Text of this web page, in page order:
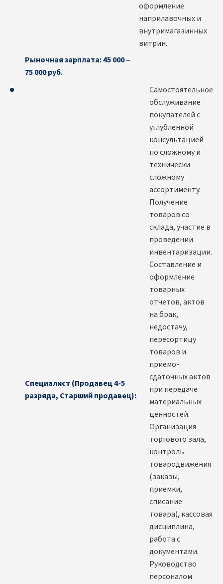
оформление
наприлавочных и
внутримагазинных
витрин.
Рыночная зарплата: 45 000 –
75 000 руб.
Специалист (Продавец 4-5
разряда, Старший продавец):
Самостоятельное
обслуживание
покупателей с
углубленной
консультацией
по сложному и
технически
сложному
ассортименту.
Получение
товаров со
склада, участие в
проведении
инвентаризации.
Составление и
оформление
товарных
отчетов, актов
на брак,
недостачу,
пересортицу
товаров и
приемо-
сдаточных актов
при передаче
материальных
ценностей.
Организация
торгового зала,
контроль
товародвижения
(заказы,
приемки,
списание
товара), кассовая
дисциплина,
работа с
документами.
Руководство
персоналом